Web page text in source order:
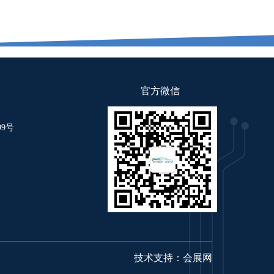
号
官方微信
技术支持：会展网